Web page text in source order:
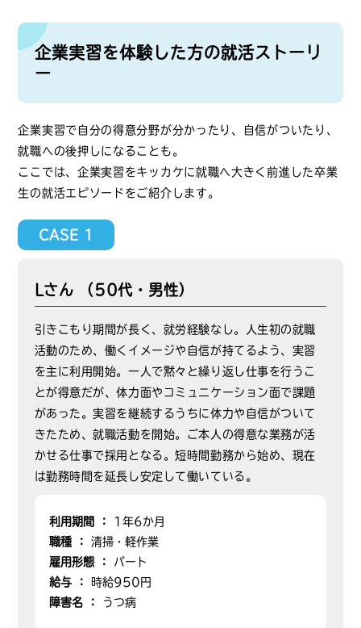
企業実習を体験した方の就活ストーリ
ー
企業実習で自分の得意分野が分かったり、自信がついたり、
就職への後押しになることも。
ここでは、企業実習をキッカケに就職へ大きく前進した卒業
生の就活エピソードをご紹介します。
CASE 1
Lさん （50代・男性）
引きこもり期間が長く、就労経験なし。人生初の就職
活動のため、働くイメージや自信が持てるよう、実習
を主に利用開始。一人で黙々と繰り返し仕事を行うこ
とが得意だが、体力面やコミュニケーション面で課題
があった。実習を継続するうちに体力や自信がついて
きたため、就職活動を開始。ご本人の得意な業務が活
かせる仕事で採用となる。短時間勤務から始め、現在
は勤務時間を延長し安定して働いている。
利用期間 ：
1年6か月
職種 ： 清掃・軽作業
雇用形態 ： パート
給与 ： 時給950円
障害名 ：
うつ病